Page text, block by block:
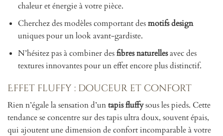
chaleur et énergie à votre pièce.
Cherchez des modèles comportant desmotifs design
uniques pour un look avant-gardiste.
N’hésitez pas à combiner desfibres naturellesavec des
textures innovantes pour un effet encore plus distinctif.
Effet fluffy : douceur et confort
Rien n’égale la sensation d’untapis fluffysous les pieds. Cette
tendance se concentre sur des tapis ultra doux, souvent épais,
qui ajoutent une dimension de confort incomparable à votre